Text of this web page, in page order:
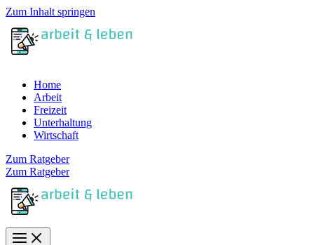
Zum Inhalt springen
Home
Arbeit
Freizeit
Unterhaltung
Wirtschaft
Zum Ratgeber
Zum Ratgeber